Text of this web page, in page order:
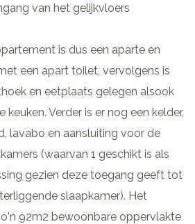
van het gelijkvloers
is dus een aparte en
een apart toilet, vervolgens is
en eetplaats gelegen alsook
Verder is er nog een kelder,
lavabo en aansluiting voor de
(waarvan 1 geschikt is als
gezien deze toegang geeft tot
slaapkamer). Het
92m2 bewoonbare oppervlakte